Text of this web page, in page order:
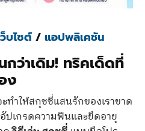
บไซต์ / แอปพลิเคชัน
ว่าเดิม! ทริคเด็ดที่
ง
ำให้สกุชชี่แสนรักของเราขาด
ปเกรดความฟินและยืดอายุ